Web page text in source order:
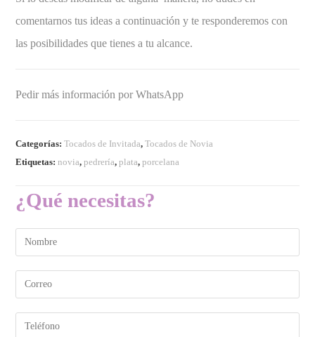
comentarnos tus ideas a continuación y te responderemos con
las posibilidades que tienes a tu alcance.
Pedir más información por WhatsApp
Categorías:Tocados de Invitada,Tocados de Novia
Etiquetas:novia,pedrería,plata,porcelana
¿Qué necesitas?